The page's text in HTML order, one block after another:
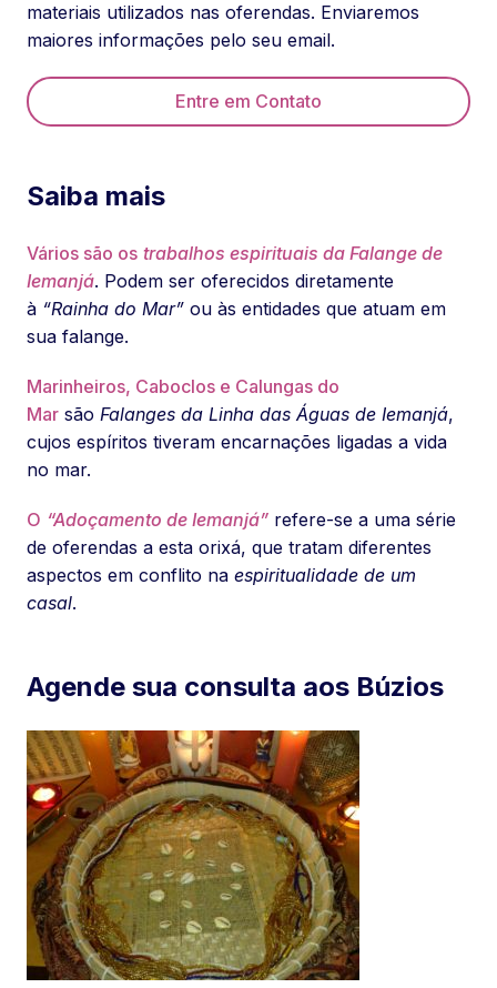
materiais utilizados nas oferendas. Enviaremos
maiores informações pelo seu email.
Entre em Contato
Saiba mais
Vários são os trabalhos espirituais da Falange de
Iemanjá. Podem ser oferecidos diretamente
à “Rainha do Mar” ou às entidades que atuam em
sua falange.
Marinheiros, Caboclos e Calungas do
Mar são Falanges da Linha das Águas de Iemanjá,
cujos espíritos tiveram encarnações ligadas a vida
no mar.
O “Adoçamento de Iemanjá” refere-se a uma série
de oferendas a esta orixá, que tratam diferentes
aspectos em conflito na espiritualidade de um
casal.
Agende sua consulta aos Búzios